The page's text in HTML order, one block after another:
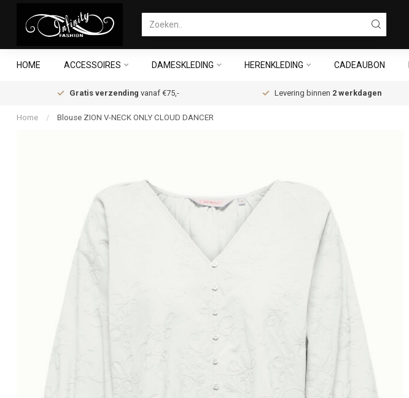
HOME ACCESSOIRES DAMESKLEDING HERENKLEDING CADEAUBON
Gratis verzending vanaf €75,- Levering binnen 2 werkdagen
Home / Blouse ZION V-NECK ONLY CLOUD DANCER